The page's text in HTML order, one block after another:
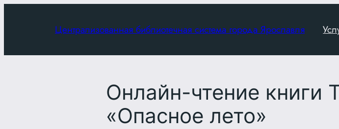
Централизованная библиотечная система города Ярославля
Онлайн-чтение книги
«Опасное лето»